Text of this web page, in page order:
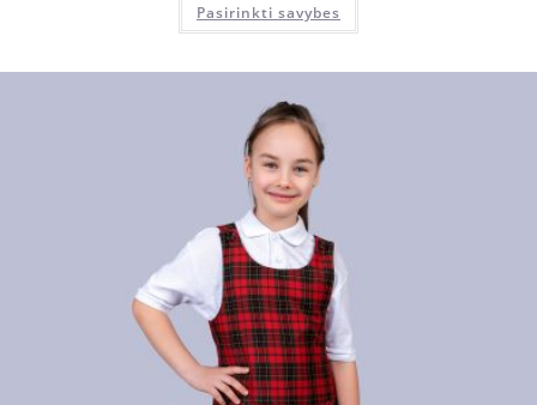
Pasirinkti savybes